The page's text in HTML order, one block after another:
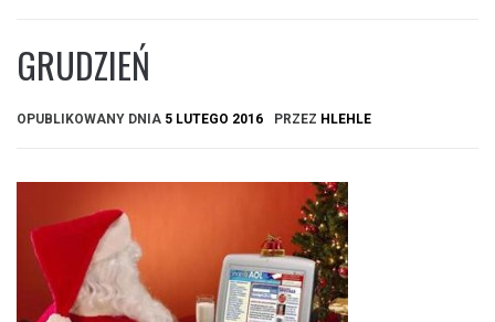
GRUDZIEŃ
OPUBLIKOWANY DNIA 5 LUTEGO 2016 PRZEZ HLEHLE